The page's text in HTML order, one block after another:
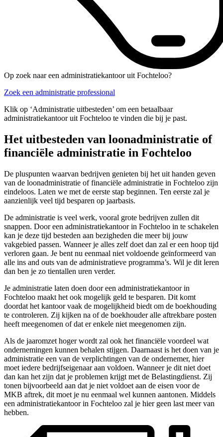
Op zoek naar een administratiekantoor uit Fochteloo?
Zoek een administratie professional
Klik op ‘Administratie uitbesteden’ om een betaalbaar
administratiekantoor uit Fochteloo te vinden die bij je past.
Het uitbesteden van loonadministratie of
financiële administratie in Fochteloo
De pluspunten waarvan bedrijven genieten bij het uit handen geven
van de loonadministratie of financiële administratie in Fochteloo zijn
eindeloos. Laten we met de eerste stap beginnen. Ten eerste zal je
aanzienlijk veel tijd besparen op jaarbasis.
De administratie is veel werk, vooral grote bedrijven zullen dit
snappen. Door een administratiekantoor in Fochteloo in te schakelen
kan je deze tijd besteden aan bezigheden die meer bij jouw
vakgebied passen. Wanneer je alles zelf doet dan zal er een hoop tijd
verloren gaan. Je bent nu eenmaal niet voldoende geïnformeerd van
alle ins and outs van de administratieve programma’s. Wil je dit leren
dan ben je zo tientallen uren verder.
Je administratie laten doen door een administratiekantoor in
Fochteloo maakt het ook mogelijk geld te besparen. Dit komt
doordat het kantoor vaak de mogelijkheid biedt om de boekhouding
te controleren. Zij kijken na of de boekhouder alle aftrekbare posten
heeft meegenomen of dat er enkele niet meegenomen zijn.
Als de jaaromzet hoger wordt zal ook het financiële voordeel wat
ondernemingen kunnen behalen stijgen. Daarnaast is het doen van je
administratie een van de verplichtingen van de ondernemer, hier
moet iedere bedrijfseigenaar aan voldoen. Wanneer je dit niet doet
dan kan het zijn dat je problemen krijgt met de Belastingdienst. Zij
tonen bijvoorbeeld aan dat je niet voldoet aan de eisen voor de
MKB aftrek, dit moet je nu eenmaal wel kunnen aantonen. Middels
een administratiekantoor in Fochteloo zal je hier geen last meer van
hebben.